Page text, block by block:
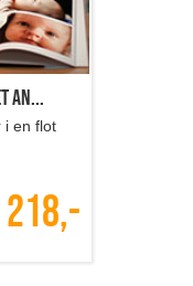
an...
i en flot
218,-